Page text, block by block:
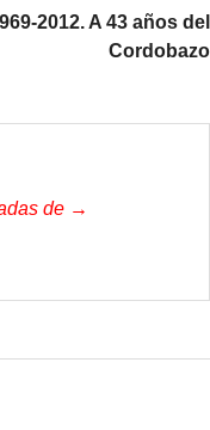
2012. A 43 años del
Cordobazo
de →